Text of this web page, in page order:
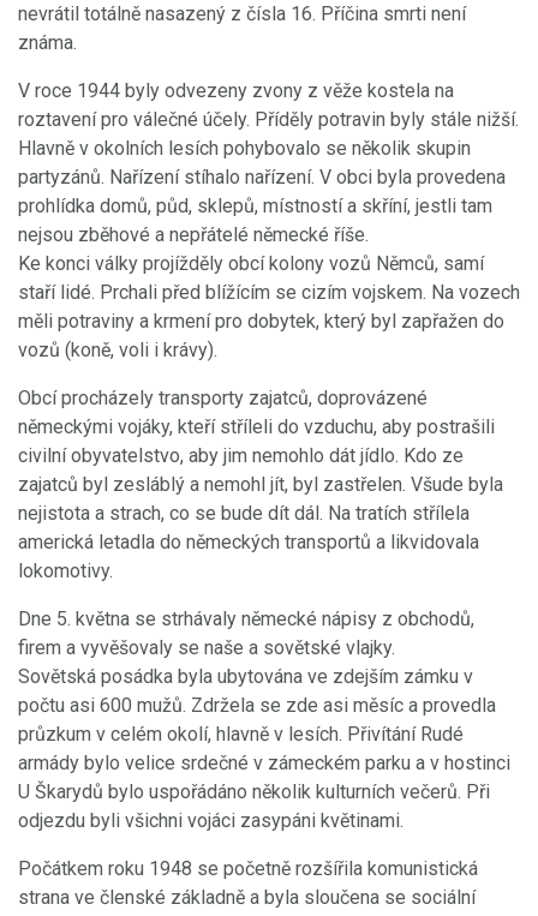
nevrátil totálně nasazený z čísla 16. Příčina smrti není
známa.
V roce 1944 byly odvezeny zvony z věže kostela na
roztavení pro válečné účely. Příděly potravin byly stále nižší.
Hlavně v okolních lesích pohybovalo se několik skupin
partyzánů. Nařízení stíhalo nařízení. V obci byla provedena
prohlídka domů, půd, sklepů, místností a skříní, jestli tam
nejsou zběhové a nepřátelé německé říše.
Ke konci války projížděly obcí kolony vozů Němců, samí
staří lidé. Prchali před blížícím se cizím vojskem. Na vozech
měli potraviny a krmení pro dobytek, který byl zapřažen do
vozů (koně, voli i krávy).
Obcí procházely transporty zajatců, doprovázené
německými vojáky, kteří stříleli do vzduchu, aby postrašili
civilní obyvatelstvo, aby jim nemohlo dát jídlo. Kdo ze
zajatců byl zesláblý a nemohl jít, byl zastřelen. Všude byla
nejistota a strach, co se bude dít dál. Na tratích střílela
americká letadla do německých transportů a likvidovala
lokomotivy.
Dne 5. května se strhávaly německé nápisy z obchodů,
firem a vyvěšovaly se naše a sovětské vlajky.
Sovětská posádka byla ubytována ve zdejším zámku v
počtu asi 600 mužů. Zdržela se zde asi měsíc a provedla
průzkum v celém okolí, hlavně v lesích. Přivítání Rudé
armády bylo velice srdečné v zámeckém parku a v hostinci
U Škarydů bylo uspořádáno několik kulturních večerů. Při
odjezdu byli všichni vojáci zasypáni květinami.
Počátkem roku 1948 se početně rozšířila komunistická
strana ve členské základně a byla sloučena se sociální